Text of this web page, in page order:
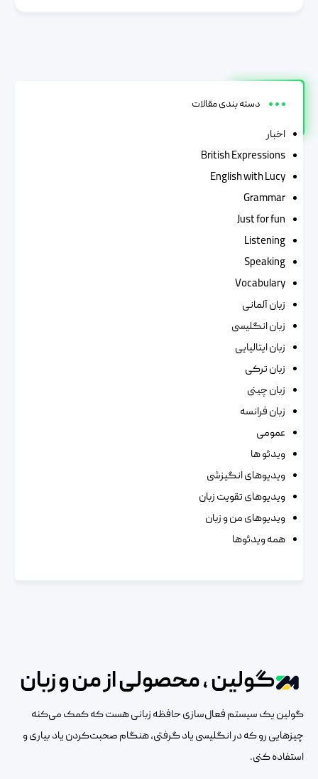
دسته بندی مقالات
اخبار
British Expressions
English with Lucy
Grammar
Just for fun
Listening
Speaking
Vocabulary
زبان آلمانی
زبان انگلیسی
زبان ایتالیایی
زبان ترکی
زبان چینی
زبان فرانسه
عمومی
ویدئو ها
ویدیوهای انگیزشی
ویدیوهای تقویت زبان
ویدیوهای من و زبان
همه ویدئوها
گولین ، محصولی از من و زبان
گولین یک سیستم فعال‌سازی حافظه زبانی هست که کمک می‌کنه
چیزهایی رو که در انگلیسی یاد گرفتی، هنگام صحبت‌کردن یاد بیاری و
استفاده کنی.